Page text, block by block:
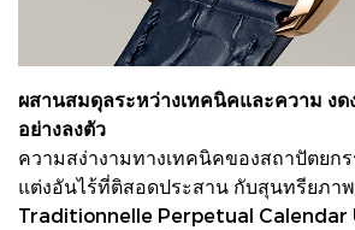
ผสานสมดุลระหว่างเทคนิคและความ งด
อย่างลงตัว
ความสง่างามทางเทคนิคของสถาปัตยก
แต่งอันไร้ที่ติสอดประสาน กับสุนทรียภา
Traditionnelle Perpetual Calendar